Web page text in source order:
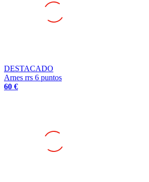
DESTACADO
Arnes rrs 6 puntos
60 €